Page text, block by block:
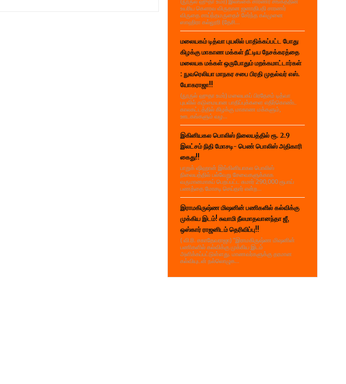
உயரிய கௌரவ விருதான ஜனாதிபதி சாரணர்
விருதை சாய்ந்தமருதைச் சேர்ந்த கல்முனை
ஸாஹிரா கல்லூரி (தேசி...
மலையகம் டித்வா புயலில் பாதிக்கப்பட்ட போது
கிழக்கு மாகாண மக்கள் நீட்டிய நேசக்கரத்தை
மலையக மக்கள் ஒருபோதும் மறக்கமாட்டார்கள்
: நுவரெலியா மாநகர சபை பிரதி முதல்வர் எஸ்.
யோகராஜா!!
(நூருல் ஹுதா உமர்) மலையகப் பிரதேசம் டித்வா
புயலில் கடுமையான பாதிப்புக்களை எதிர்கொண்ட
காலகட்டத்தில் கிழக்கு மாகாண மக்களும்,
ஊடகங்களும் வழ...
இகினியகல பொலிஸ் நிலையத்தில் ரூ. 2.9
இலட்சம் நிதி மோசடி- பெண் பொலிஸ் அதிகாரி
கைது!!
பாறுக் ஷிஹான் இங்கினியாகல பொலிஸ்
நிலையத்தில் பல்வேறு சேவைகளுக்காக
வருமானமாகப் பெறப்பட்ட சுமார் 290,000 ரூபாய்
பணத்தை மோசடி செய்தார் என்ற...
இராமகிருஷ்ண மிஷனின் பணிகளில் கல்விக்கு
முக்கிய இடம்! சுவாமி நீலமாதவானந்தா ஜீ,
ஒஸ்கார் ராஜனிடம் தெரிவிப்பு!!
( வி.ரி. சகாதேவராஜா) "இராமகிருஷ்ண மிஷனின்
பணிகளில் கல்விக்கு முக்கிய இடம்
அளிக்கப்பட்டுள்ளது. மாணவர்களுக்கு தரமான
கல்வியுடன் நல்லொழுக...